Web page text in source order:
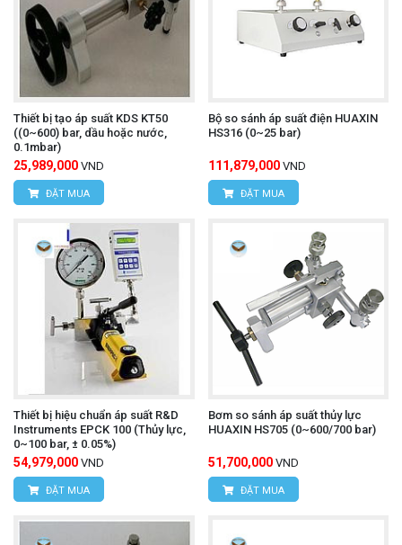
Thiết bị tạo áp suất KDS KT50
((0~600) bar, dầu hoặc nước,
0.1mbar)
25,989,000 VND
ĐẶT MUA
Bộ so sánh áp suất điện HUAXIN
HS316 (0~25 bar)
111,879,000 VND
ĐẶT MUA
Thiết bị hiệu chuẩn áp suất R&D
Instruments EPCK 100 (Thủy lực,
0~100 bar, ± 0.05%)
54,979,000 VND
ĐẶT MUA
Bơm so sánh áp suất thủy lực
HUAXIN HS705 (0~600/700 bar)
51,700,000 VND
ĐẶT MUA